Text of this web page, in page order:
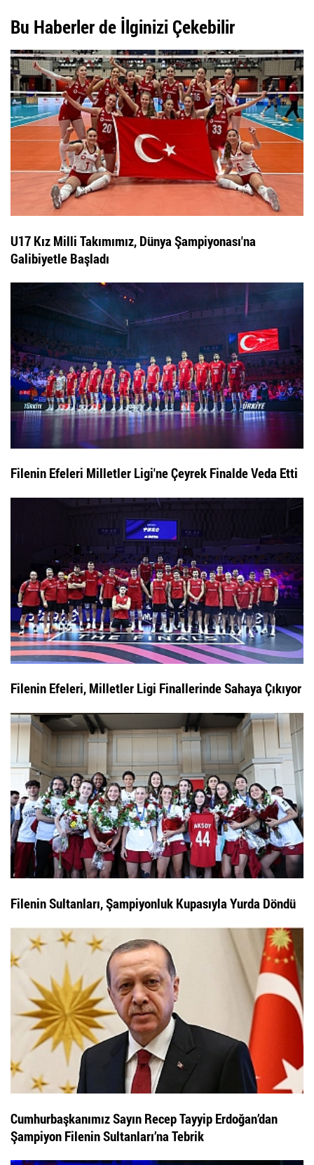
Bu Haberler de İlginizi Çekebilir
U17 Kız Milli Takımımız, Dünya Şampiyonası'na
Galibiyetle Başladı
Filenin Efeleri Milletler Ligi'ne Çeyrek Finalde Veda Etti
Filenin Efeleri, Milletler Ligi Finallerinde Sahaya Çıkıyor
Filenin Sultanları, Şampiyonluk Kupasıyla Yurda Döndü
Cumhurbaşkanımız Sayın Recep Tayyip Erdoğan’dan
Şampiyon Filenin Sultanları’na Tebrik